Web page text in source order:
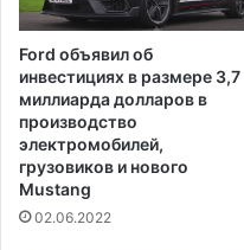
о
о
у
о
в
н
я
е
и
о
в
р
е
м
Ford объявил об
инвестициях в размере 3,7
миллиарда долларов в
производство
электромобилей,
грузовиков и нового
Mustang
02.06.2022